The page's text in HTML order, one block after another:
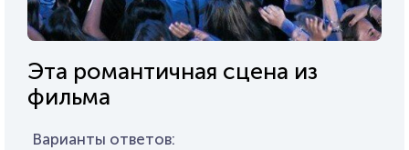
Эта романтичная сцена из
фильма
Варианты ответов: